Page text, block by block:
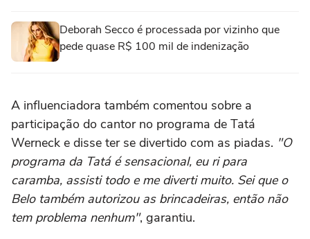
Deborah Secco é processada por vizinho que
pede quase R$ 100 mil de indenização
A influenciadora também comentou sobre a
participação do cantor no programa de Tatá
Werneck e disse ter se divertido com as piadas. "O
programa da Tatá é sensacional, eu ri para
caramba, assisti todo e me diverti muito. Sei que o
Belo também autorizou as brincadeiras, então não
tem problema nenhum", garantiu.